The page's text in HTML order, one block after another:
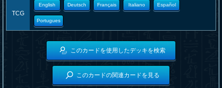
TCG
English Deutsch Français Italiano Español
Portugues
このカードを使用したデッキを検索
このカードの関連カードを見る